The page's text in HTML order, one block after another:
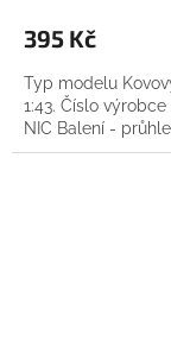
395 Kč
Typ modelu
1:43. Číslo
NIC Balení -